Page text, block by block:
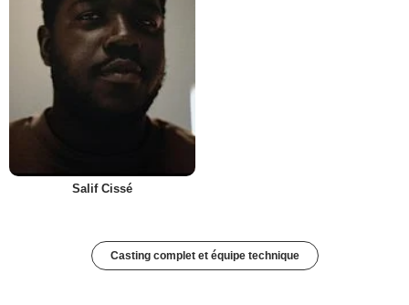
Salif Cissé
Casting complet et équipe technique